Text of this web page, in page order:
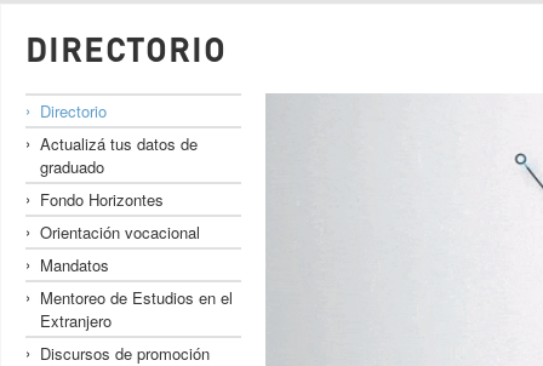
DIRECTORIO
Directorio
Actualizá tus datos de
graduado
Fondo Horizontes
Orientación vocacional
Mandatos
Mentoreo de Estudios en el
Extranjero
Discursos de promoción